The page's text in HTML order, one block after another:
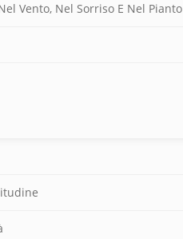
Vento, Nel Sorriso E Nel Pianto